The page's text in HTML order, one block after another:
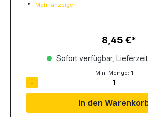
Mehr anzeigen
Regulärer
8,45 €
Sofort verfügbar,
Min. Menge: 1
-
In den